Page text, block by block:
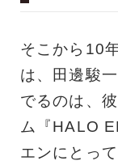
そこから10
は、田邊駿
でるのは、
ム『HALO
エンにとっ